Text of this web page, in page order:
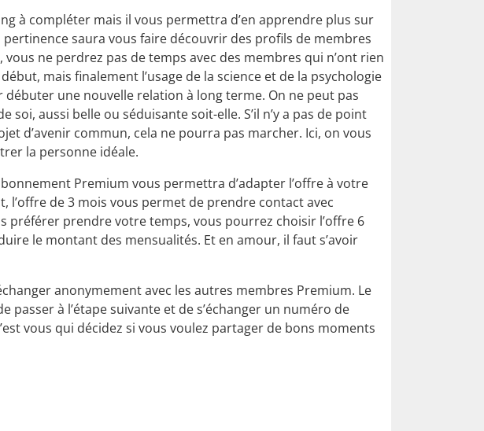
à compléter mais il vous permettra d’en apprendre plus sur
saura vous faire découvrir des profils de membres
ne perdrez pas de temps avec des membres qui n’ont rien
mais finalement l’usage de la science et de la psychologie
une nouvelle relation à long terme. On ne peut pas
aussi belle ou séduisante soit-elle. S’il n’y a pas de point
d’avenir commun, cela ne pourra pas marcher. Ici, on vous
la personne idéale.
Premium vous permettra d’adapter l’offre à votre
l’offre de 3 mois vous permet de prendre contact avec
préférer prendre votre temps, vous pourrez choisir l’offre 6
le montant des mensualités. Et en amour, il faut s’avoir
anonymement avec les autres membres Premium. Le
à l’étape suivante et de s’échanger un numéro de
vous qui décidez si vous voulez partager de bons moments